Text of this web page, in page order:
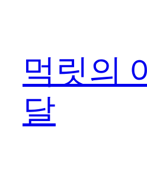
먹릿의
달